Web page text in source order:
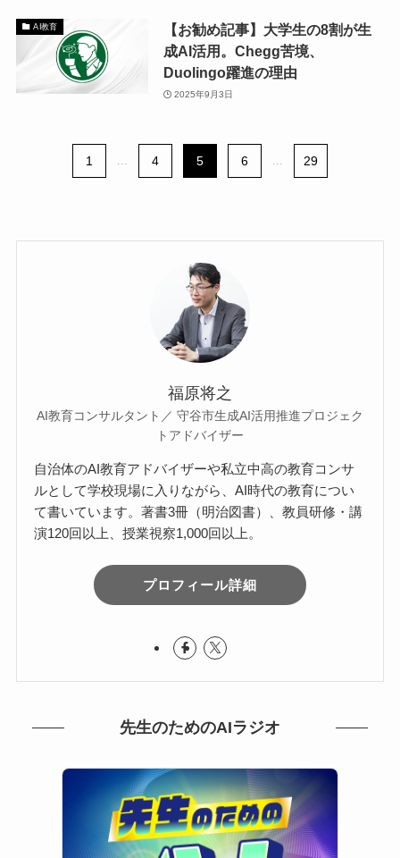
AI教育
【お勧め記事】大学生の8割が生
成AI活用。Chegg苦境、
Duolingo躍進の理由
2025年9月3日
1 4 5 6 29
福原将之
AI教育コンサルタント／ 守谷市生成AI活用推進プロジェク
トアドバイザー
自治体のAI教育アドバイザーや私立中高の教育コンサ
ルとして学校現場に入りながら、AI時代の教育につい
て書いています。著書3冊（明治図書）、教員研修・講
演120回以上、授業視察1,000回以上。
プロフィール詳細
先生のためのAIラジオ